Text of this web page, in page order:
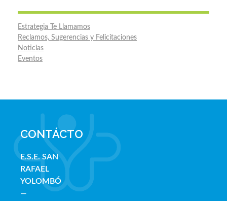
Estrategia Te Llamamos
Reclamos, Sugerencias y Felicitaciones
Noticias
Eventos
CONTÁCTO
E.S.E. SAN
RAFAEL
YOLOMBÓ
—